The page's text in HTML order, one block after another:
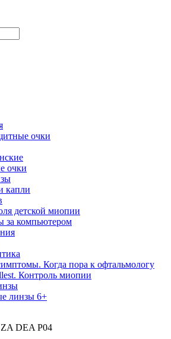
очки
очки
капли
детской миопии
за компьютером
Когда пора к офтальмологу
Контроль миопии
линзы 6+
DEA P04